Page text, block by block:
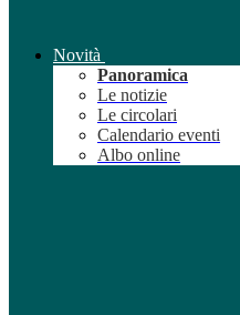
Novità
Panoramica
Le notizie
Le circolari
Calendario eventi
Albo online